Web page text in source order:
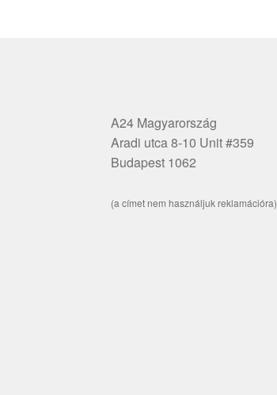
A24 Magyarország
Aradi utca 8-10 Unit #359
Budapest 1062
(a címet nem használjuk reklamációra)